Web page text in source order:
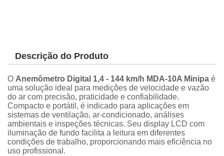
Descrição do Produto
O Anemômetro Digital 1,4 - 144 km/h MDA-10A Minipa é
uma solução ideal para medições de velocidade e vazão
do ar com precisão, praticidade e confiabilidade.
Compacto e portátil, é indicado para aplicações em
sistemas de ventilação, ar-condicionado, análises
ambientais e inspeções técnicas. Seu display LCD com
iluminação de fundo facilita a leitura em diferentes
condições de trabalho, proporcionando mais eficiência no
uso profissional.